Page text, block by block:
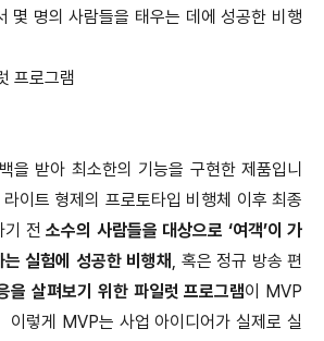
몇 명의 사람들을 태우는 데에 성공한 비행
프로그램
을 받아 최소한의 기능을 구현한 제품입니
이트 형제의 프로토타입 비행체 이후 최종
기 전 소수의 사람들을 대상으로 ‘여객’이 가
실험에 성공한 비행채 , 혹은 정규 방송 편
을 살펴보기 위한 파일럿 프로그램이 MVP
이렇게 MVP는 사업 아이디어가 실제로 실